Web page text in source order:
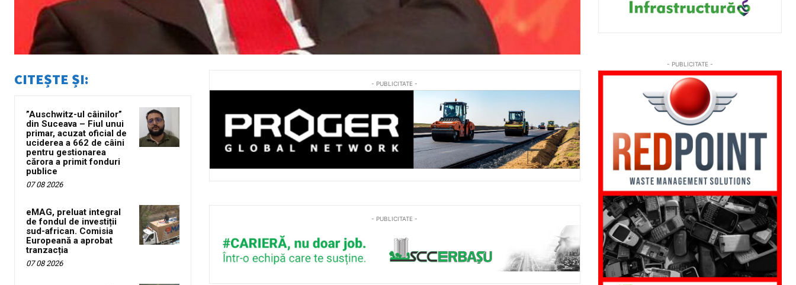
CITEȘTE ȘI:
”Auschwitz-ul câinilor”
din Suceava – Fiul unui
primar, acuzat oficial de
uciderea a 662 de câini
pentru gestionarea
cărora a primit fonduri
publice
07 08 2026
eMAG, preluat integral
de fondul de investiții
sud-african. Comisia
Europeană a aprobat
tranzacția
07 08 2026
- PUBLICITATE -
- PUBLICITATE -
- PUBLICITATE -